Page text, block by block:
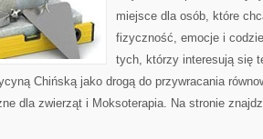
miejsce dla osób, które
fizyczność, emocje i
tych, którzy interesują się
Chińską jako drogą do przywracania
dla zwierząt i Moksoterapia. Na stronie